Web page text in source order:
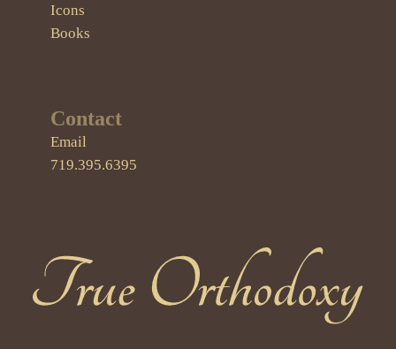
Icons
Books
Contact
Email
719.395.6395